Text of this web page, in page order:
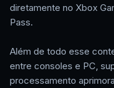
diretamente no Xbox
Pass.
Além de todo esse
entre consoles e PC,
processamento